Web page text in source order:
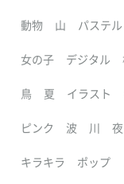
動物 山 パステル
女の子 デジタル
鳥 夏 イラスト
ピンク 波 川 夜
キラキラ ポップ